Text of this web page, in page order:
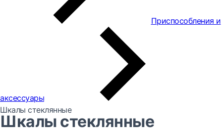
Приспособления и
аксессуары
Шкалы стеклянные
Шкалы стеклянные